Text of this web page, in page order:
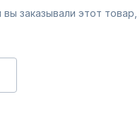
заказывали этот